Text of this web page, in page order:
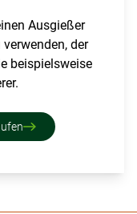
Ausgießer
der
beispielsweise